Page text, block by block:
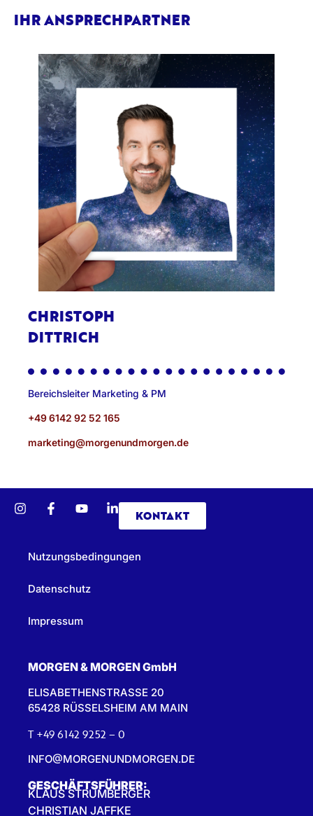
IHR ANSPRECHPARTNER
CHRISTOPH
DITTRICH
Bereichsleiter Marketing & PM
+49 6142 92 52 165
marketing@morgenundmorgen.de
KONTAKT
Nutzungsbedingungen
Datenschutz
Impressum
MORGEN & MORGEN GmbH
ELISABETHENSTRASSE 20
65428 RÜSSELSHEIM AM MAIN
T +49 6142 9252 – 0
INFO@MORGENUNDMORGEN.DE
GESCHÄFTSFÜHRER:
KLAUS STRUMBERGER
CHRISTIAN JAFFKE